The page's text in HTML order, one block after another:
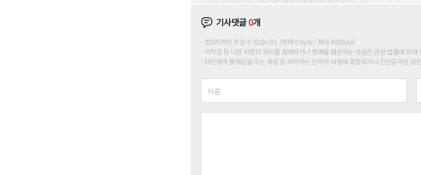
기사댓글0개
200자까지 쓰실 수 있습니다. (현재 0 byte / 최대 400byte)
저작권 등 다른 사람의 권리를 침해하거나 명예를 훼손하는 댓글은 관련 법률에 의해
타인에게 불쾌감을 주는 욕설 등 비하하는 단어가 내용에 포함되거나 인신공격성 글